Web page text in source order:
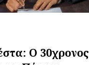
Ο 30χρονος